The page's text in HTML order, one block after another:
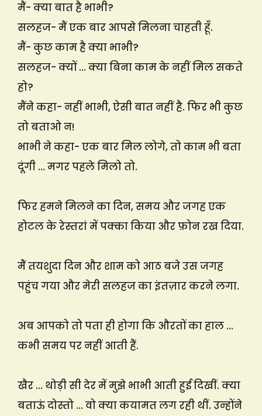
मैं- क्या बात है भाभी?
सलहज- मैं एक बार आपसे मिलना चाहती हूँ.
मैं- कुछ काम है क्या भाभी?
सलहज- क्यों … क्या बिना काम के नहीं मिल सकते
हो?
मैंने कहा- नहीं भाभी, ऐसी बात नहीं है. फिर भी कुछ
तो बताओ न!
भाभी ने कहा- एक बार मिल लोगे, तो काम भी बता
दूंगी … मगर पहले मिलो तो.
फिर हमने मिलने का दिन, समय और जगह एक
होटल के रेस्तरां में पक्का किया और फ़ोन रख दिया.
मैं तयशुदा दिन और शाम को आठ बजे उस जगह
पहुंच गया और मेरी सलहज का इंतज़ार करने लगा.
अब आपको तो पता ही होगा कि औरतों का हाल …
कभी समय पर नहीं आती हैं.
खैर … थोड़ी सी देर में मुझे भाभी आती हुई दिखीं. क्या
बताऊं दोस्तो … वो क्या कयामत लग रही थीं. उन्होंने